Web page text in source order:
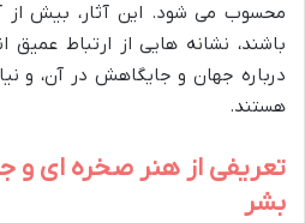
محسوب می شود. این آثار، بیش از
باشند، نشانه هایی از ارتباط عمیق
درباره جهان و جایگاهش در آن، و
هستند.
تعریفی از هنر صخره ای و
بشر